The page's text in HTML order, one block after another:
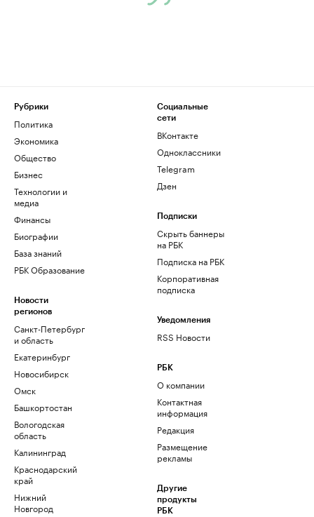
Рубрики
Политика
Экономика
Общество
Бизнес
Технологии и
медиа
Финансы
Биографии
База знаний
РБК Образование
Новости
регионов
Санкт-Петербург
и область
Екатеринбург
Новосибирск
Омск
Башкортостан
Вологодская
область
Калининград
Краснодарский
край
Нижний
Новгород
Социальные
сети
ВКонтакте
Одноклассники
Telegram
Дзен
Подписки
Скрыть баннеры
на РБК
Подписка на РБК
Корпоративная
подписка
Уведомления
RSS Новости
РБК
О компании
Контактная
информация
Редакция
Размещение
рекламы
Другие
продукты
РБК